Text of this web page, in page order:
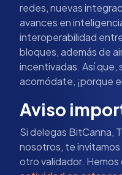
redes, nuevas
avances en
interoperabilidad
bloques, además de
incentivadas. Así que,
acomódate, ¡porque
Aviso
Si delegas BitCanna,
nosotros, te
otro validador.